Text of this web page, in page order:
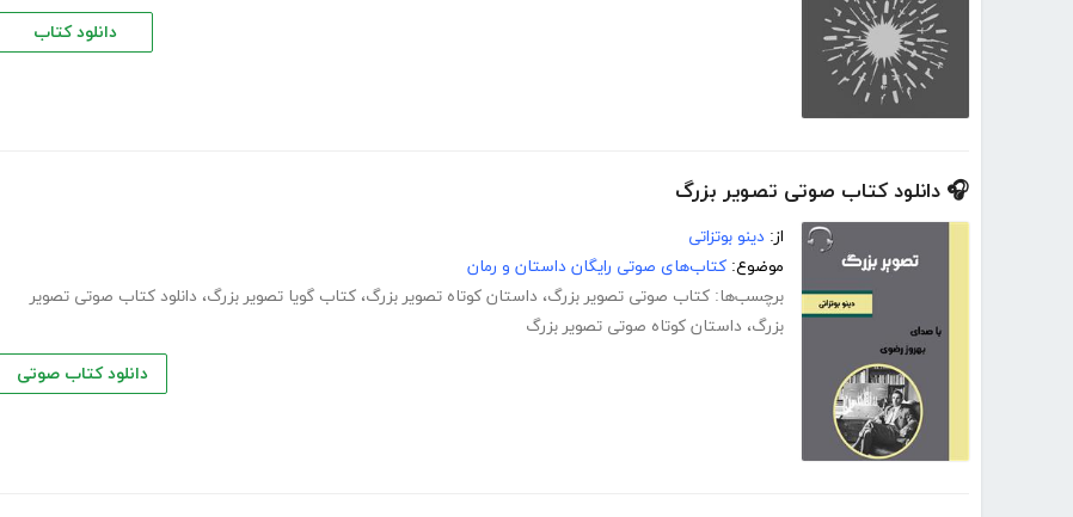
دانلود کتاب
🎧 دانلود کتاب صوتی تصویر بزرگ
از: دینو بوتزاتی
موضوع: کتاب‌های صوتی رایگان داستان و رمان
برچسب‌ها: کتاب صوتی تصویر بزرگ، داستان کوتاه تصویر بزرگ، کتاب گویا تصویر بزرگ، دانلود کتاب صوتی تصویر
بزرگ، داستان کوتاه صوتی تصویر بزرگ
دانلود کتاب صوتی